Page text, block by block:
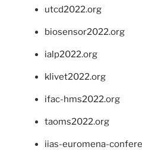
utcd2022.org
biosensor2022.org
ialp2022.org
klivet2022.org
ifac-hms2022.org
taoms2022.org
iias-euromena-